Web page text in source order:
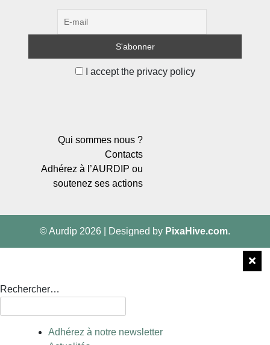
I accept the privacy policy
Qui sommes nous ?
Contacts
Adhérez à l’AURDIP ou
soutenez ses actions
© Aurdip 2026 Designed by PixaHive.com.
Rechercher…
Adhérez à notre newsletter